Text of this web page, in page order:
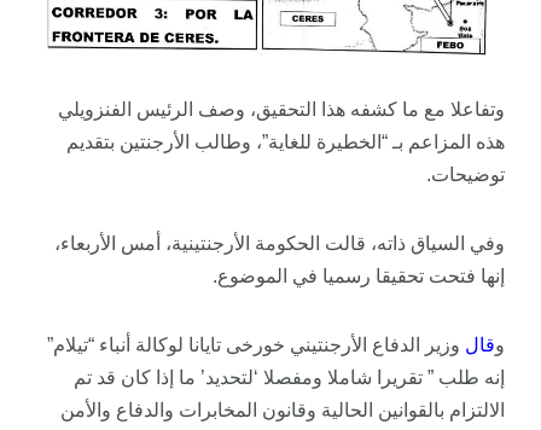
وتفاعلا مع ما كشفه هذا التحقيق، وصف الرئيس الفنزويلي
هذه المزاعم بـ “الخطيرة للغاية”، وطالب الأرجنتين بتقديم
توضيحات.
وفي السياق ذاته، قالت الحكومة الأرجنتينية، أمس الأربعاء،
إنها فتحت تحقيقا رسميا في الموضوع.
وقال وزير الدفاع الأرجنتيني خورخى تايانا لوكالة أنباء “تيلام”
إنه طلب ” تقريرا شاملا ومفصلا ‘لتحديد’ ما إذا كان قد تم
الالتزام بالقوانين الحالية وقانون المخابرات والدفاع والأمن